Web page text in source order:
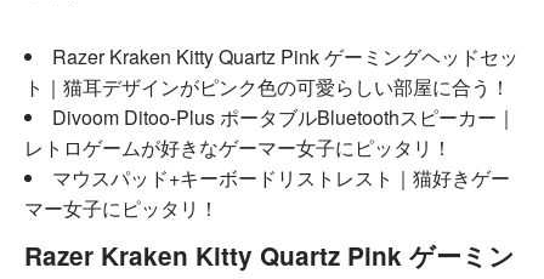
Razer Kraken Kitty Quartz Pink ゲーミングヘッドセッ
ト｜猫耳デザインがピンク色の可愛らしい部屋に合う！
Divoom Ditoo-Plus ポータブルBluetoothスピーカー｜
レトロゲームが好きなゲーマー女子にピッタリ！
マウスパッド+キーボードリストレスト｜猫好きゲー
マー女子にピッタリ！
Razer Kraken Kitty Quartz Pink ゲーミン